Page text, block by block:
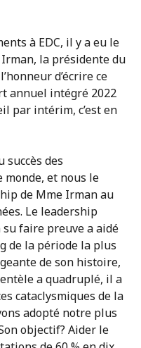
à EDC, il y a eu le
la présidente du
d’écrire ce
annuel intégré 2022
par intérim, c’est en
succès des
monde, et nous le
de Mme Irman au
Le leadership
faire preuve a aidé
de la période la plus
de son histoire,
a quadruplé, il a
cataclysmiques de la
adopté notre plus
objectif? Aider le